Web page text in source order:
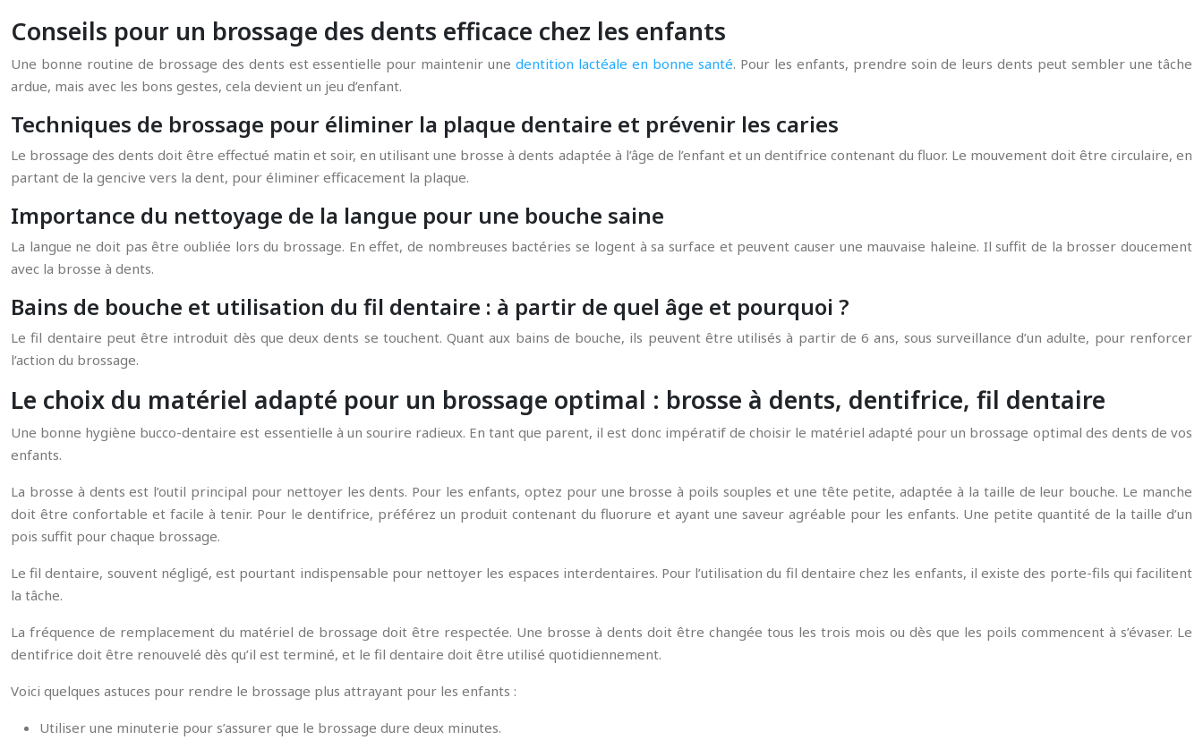
Conseils pour un brossage des dents efficace chez les enfants
Une bonne routine de brossage des dents est essentielle pour maintenir unedentition lactéale en bonne santé. Pour les enfants, prendre soin de leurs dents peut sembler une tâche
ardue, mais avec les bons gestes, cela devient un jeu d’enfant.
Techniques de brossage pour éliminer la plaque dentaire et prévenir les caries
Le brossage des dents doit être effectué matin et soir, en utilisant une brosse à dents adaptée à l’âge de l’enfant et un dentifrice contenant du fluor. Le mouvement doit être circulaire, en
partant de la gencive vers la dent, pour éliminer efficacement la plaque.
Importance du nettoyage de la langue pour une bouche saine
La langue ne doit pas être oubliée lors du brossage. En effet, de nombreuses bactéries se logent à sa surface et peuvent causer une mauvaise haleine. Il suffit de la brosser doucement
avec la brosse à dents.
Bains de bouche et utilisation du fil dentaire : à partir de quel âge et pourquoi ?
Le fil dentaire peut être introduit dès que deux dents se touchent. Quant aux bains de bouche, ils peuvent être utilisés à partir de 6 ans, sous surveillance d’un adulte, pour renforcer
l’action du brossage.
Le choix du matériel adapté pour un brossage optimal : brosse à dents, dentifrice, fil dentaire
Une bonne hygiène bucco-dentaire est essentielle à un sourire radieux. En tant que parent, il est donc impératif de choisir le matériel adapté pour un brossage optimal des dents de vos
enfants.
La brosse à dents est l’outil principal pour nettoyer les dents. Pour les enfants, optez pour une brosse à poils souples et une tête petite, adaptée à la taille de leur bouche. Le manche
doit être confortable et facile à tenir. Pour le dentifrice, préférez un produit contenant du fluorure et ayant une saveur agréable pour les enfants. Une petite quantité de la taille d’un
pois suffit pour chaque brossage.
Le fil dentaire, souvent négligé, est pourtant indispensable pour nettoyer les espaces interdentaires. Pour l’utilisation du fil dentaire chez les enfants, il existe des porte-fils qui facilitent
la tâche.
La fréquence de remplacement du matériel de brossage doit être respectée. Une brosse à dents doit être changée tous les trois mois ou dès que les poils commencent à s’évaser. Le
dentifrice doit être renouvelé dès qu’il est terminé, et le fil dentaire doit être utilisé quotidiennement.
Voici quelques astuces pour rendre le brossage plus attrayant pour les enfants :
Utiliser une minuterie pour s’assurer que le brossage dure deux minutes.